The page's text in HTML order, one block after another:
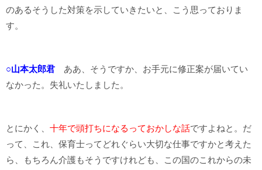
のあるそうした対策を示していきたいと、こう思っておりま
す。
○山本太郎君 ああ、そうですか、お手元に修正案が届いてい
なかった。失礼いたしました。
とにかく、 十年で頭打ちになるっておかしな話ですよねと。だ
って、これ、保育士ってどれぐらい大切な仕事ですかと考えた
ら、もちろん介護もそうですけれども、この国のこれからの未